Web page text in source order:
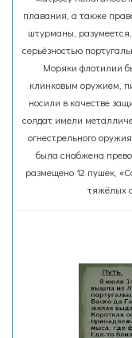
плавания, а также
штурманы,
серьёзностью
Моряки флотилии
клинковым оружием,
носили в качестве
солдат имели
огнестрельного
была снабжена
размещено 12 пушек,
тяжёлых